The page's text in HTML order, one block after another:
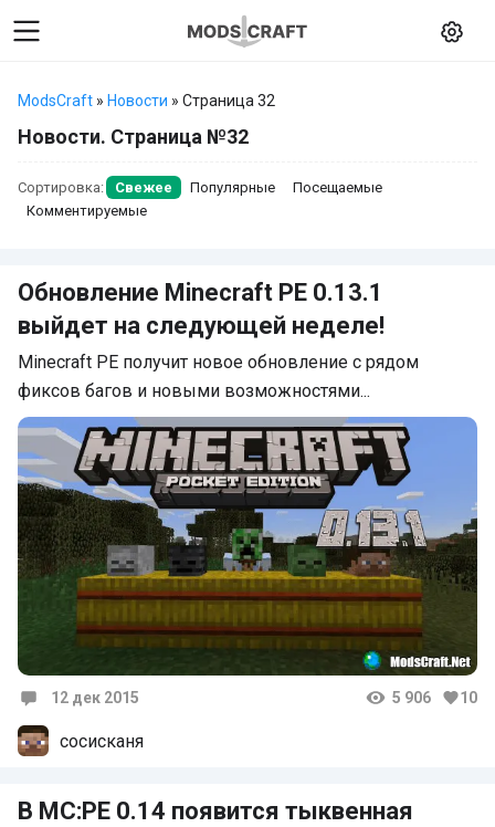
ModsCraft » Новости » Страница 32
Новости. Страница №32
Сортировка: Свежее Популярные
Посещаемые
Комментируемые
Обновление Minecraft PE 0.13.1
выйдет на следующей неделе!
Minecraft PE получит новое обновление с рядом
фиксов багов и новыми возможностями...
12 дек 2015 5 906 10
сосисканя
В MC:PE 0.14 появится тыквенная